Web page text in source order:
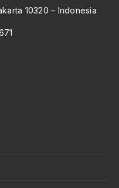
10320 – Indonesia